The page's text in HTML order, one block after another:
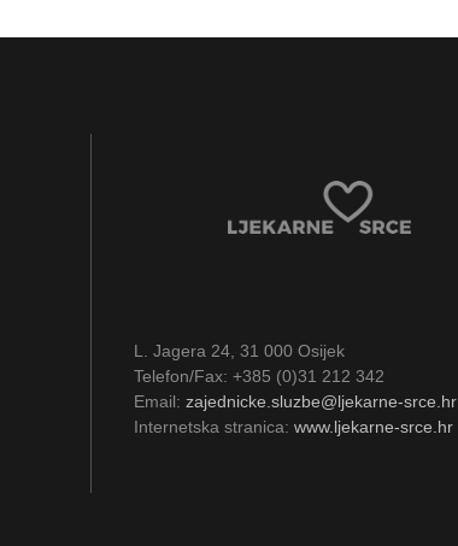
L. Jagera 24, 31 000 Osijek
Telefon/Fax: +385 (0)31 212 342
Email:zajednicke.sluzbe@ljekarne-srce.hr
Internetska stranica:www.ljekarne-srce.hr